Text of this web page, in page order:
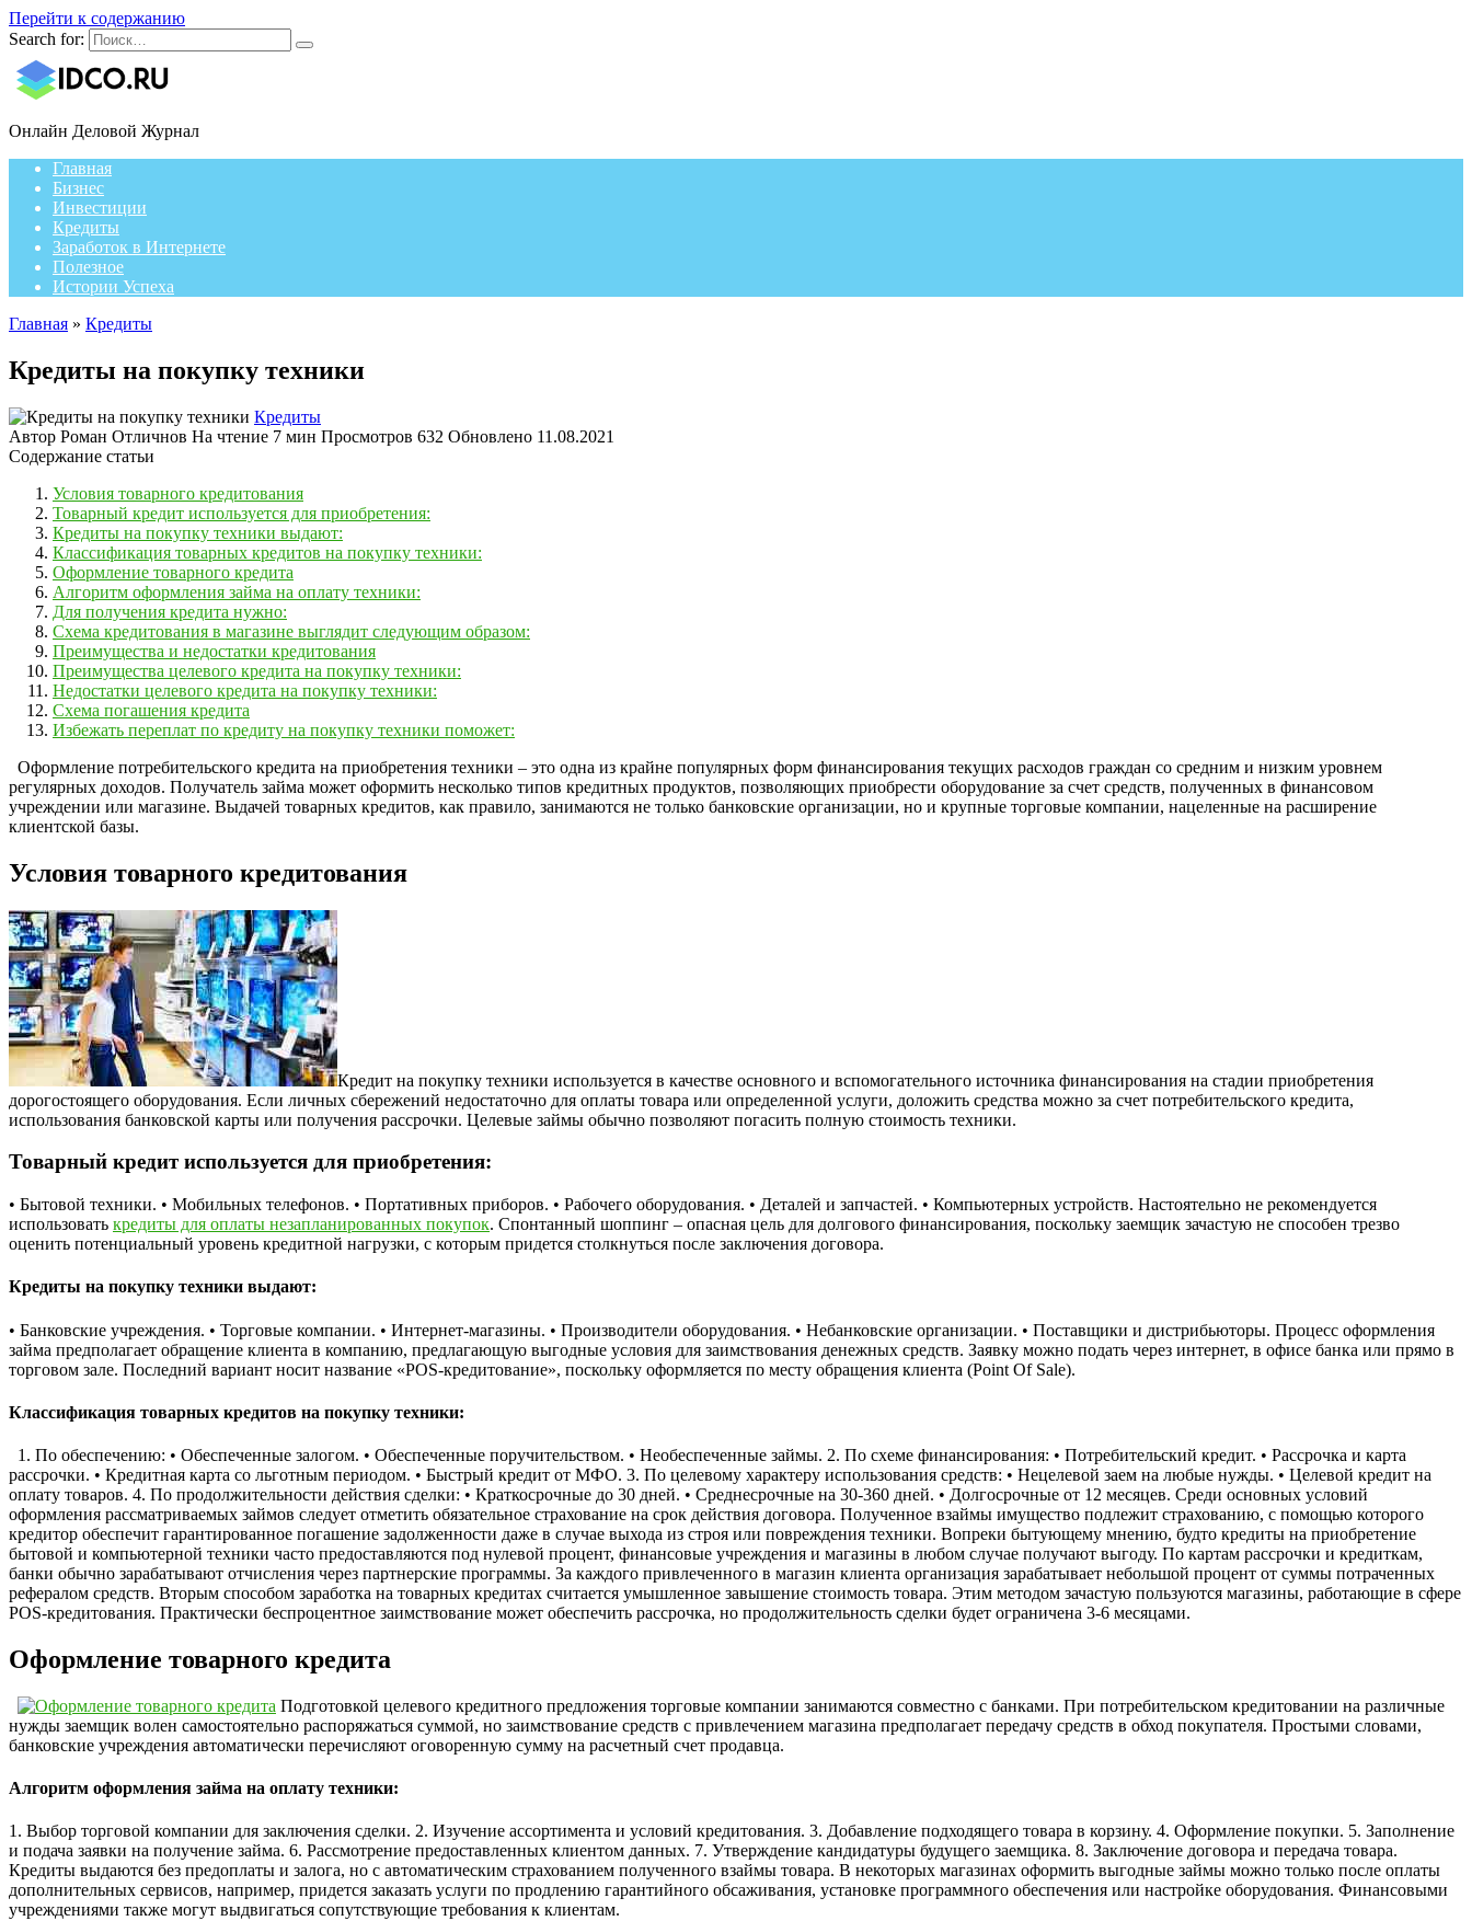
Перейти к содержанию
Search for:
Онлайн Деловой Журнал
Главная
Бизнес
Инвестиции
Кредиты
Заработок в Интернете
Полезное
Истории Успеха
Главная » Кредиты
Кредиты на покупку техники
Кредиты
Автор Роман Отличнов На чтение 7 мин Просмотров 632 Обновлено 11.08.2021
Содержание статьи
Условия товарного кредитования
Товарный кредит используется для приобретения:
Кредиты на покупку техники выдают:
Классификация товарных кредитов на покупку техники:
Оформление товарного кредита
Алгоритм оформления займа на оплату техники:
Для получения кредита нужно:
Схема кредитования в магазине выглядит следующим образом:
Преимущества и недостатки кредитования
Преимущества целевого кредита на покупку техники:
Недостатки целевого кредита на покупку техники:
Схема погашения кредита
Избежать переплат по кредиту на покупку техники поможет:
Оформление потребительского кредита на приобретения техники – это одна из крайне популярных форм финансирования текущих расходов граждан со средним и низким уровнем
регулярных доходов. Получатель займа может оформить несколько типов кредитных продуктов, позволяющих приобрести оборудование за счет средств, полученных в финансовом
учреждении или магазине. Выдачей товарных кредитов, как правило, занимаются не только банковские организации, но и крупные торговые компании, нацеленные на расширение
клиентской базы.
Условия товарного кредитования
Кредит на покупку техники используется в качестве основного и вспомогательного источника финансирования на стадии приобретения
дорогостоящего оборудования. Если личных сбережений недостаточно для оплаты товара или определенной услуги, доложить средства можно за счет потребительского кредита,
использования банковской карты или получения рассрочки. Целевые займы обычно позволяют погасить полную стоимость техники.
Товарный кредит используется для приобретения:
• Бытовой техники. • Мобильных телефонов. • Портативных приборов. • Рабочего оборудования. • Деталей и запчастей. • Компьютерных устройств. Настоятельно не рекомендуется
использовать кредиты для оплаты незапланированных покупок. Спонтанный шоппинг – опасная цель для долгового финансирования, поскольку заемщик зачастую не способен трезво
оценить потенциальный уровень кредитной нагрузки, с которым придется столкнуться после заключения договора.
Кредиты на покупку техники выдают:
• Банковские учреждения. • Торговые компании. • Интернет-магазины. • Производители оборудования. • Небанковские организации. • Поставщики и дистрибьюторы. Процесс оформления
займа предполагает обращение клиента в компанию, предлагающую выгодные условия для заимствования денежных средств. Заявку можно подать через интернет, в офисе банка или прямо в
торговом зале. Последний вариант носит название «POS-кредитование», поскольку оформляется по месту обращения клиента (Point Of Sale).
Классификация товарных кредитов на покупку техники:
1. По обеспечению: • Обеспеченные залогом. • Обеспеченные поручительством. • Необеспеченные займы. 2. По схеме финансирования: • Потребительский кредит. • Рассрочка и карта
рассрочки. • Кредитная карта со льготным периодом. • Быстрый кредит от МФО. 3. По целевому характеру использования средств: • Нецелевой заем на любые нужды. • Целевой кредит на
оплату товаров. 4. По продолжительности действия сделки: • Краткосрочные до 30 дней. • Среднесрочные на 30-360 дней. • Долгосрочные от 12 месяцев. Среди основных условий
оформления рассматриваемых займов следует отметить обязательное страхование на срок действия договора. Полученное взаймы имущество подлежит страхованию, с помощью которого
кредитор обеспечит гарантированное погашение задолженности даже в случае выхода из строя или повреждения техники. Вопреки бытующему мнению, будто кредиты на приобретение
бытовой и компьютерной техники часто предоставляются под нулевой процент, финансовые учреждения и магазины в любом случае получают выгоду. По картам рассрочки и кредиткам,
банки обычно зарабатывают отчисления через партнерские программы. За каждого привлеченного в магазин клиента организация зарабатывает небольшой процент от суммы потраченных
рефералом средств. Вторым способом заработка на товарных кредитах считается умышленное завышение стоимость товара. Этим методом зачастую пользуются магазины, работающие в сфере
POS-кредитования. Практически беспроцентное заимствование может обеспечить рассрочка, но продолжительность сделки будет ограничена 3-6 месяцами.
Оформление товарного кредита
Подготовкой целевого кредитного предложения торговые компании занимаются совместно с банками. При потребительском кредитовании на различные
нужды заемщик волен самостоятельно распоряжаться суммой, но заимствование средств с привлечением магазина предполагает передачу средств в обход покупателя. Простыми словами,
банковские учреждения автоматически перечисляют оговоренную сумму на расчетный счет продавца.
Алгоритм оформления займа на оплату техники:
1. Выбор торговой компании для заключения сделки. 2. Изучение ассортимента и условий кредитования. 3. Добавление подходящего товара в корзину. 4. Оформление покупки. 5. Заполнение
и подача заявки на получение займа. 6. Рассмотрение предоставленных клиентом данных. 7. Утверждение кандидатуры будущего заемщика. 8. Заключение договора и передача товара.
Кредиты выдаются без предоплаты и залога, но с автоматическим страхованием полученного взаймы товара. В некоторых магазинах оформить выгодные займы можно только после оплаты
дополнительных сервисов, например, придется заказать услуги по продлению гарантийного обсаживания, установке программного обеспечения или настройке оборудования. Финансовыми
учреждениями также могут выдвигаться сопутствующие требования к клиентам.